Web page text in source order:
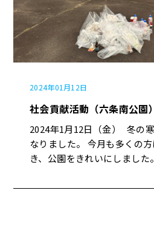
2024年01月12日
社会貢献活動（六条南公園）
2024年1月12日（金） 冬の寒さが一層厳しい頃と
なりました。 今月も多くの方に参加していただ
き、公園をきれいにしました。